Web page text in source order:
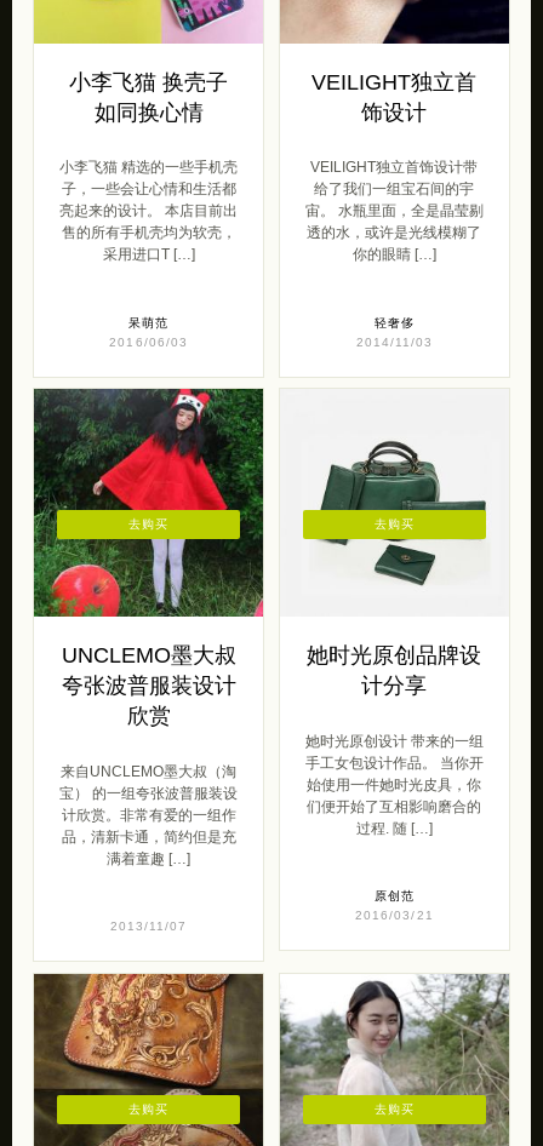
小李飞猫 换壳子
如同换心情
小李飞猫 精选的一些手机壳
子，一些会让心情和生活都
亮起来的设计。 本店目前出
售的所有手机壳均为软壳，
采用进口T […]
呆萌范
2016/06/03
VEILIGHT独立首
饰设计
VEILIGHT独立首饰设计带
给了我们一组宝石间的宇
宙。 水瓶里面，全是晶莹剔
透的水，或许是光线模糊了
你的眼睛 […]
轻奢侈
2014/11/03
UNCLEMO墨大叔
夸张波普服装设计
欣赏
来自UNCLEMO墨大叔（淘
宝） 的一组夸张波普服装设
计欣赏。非常有爱的一组作
品，清新卡通，简约但是充
满着童趣 […]
2013/11/07
去购买
她时光原创品牌设
计分享
她时光原创设计 带来的一组
手工女包设计作品。 当你开
始使用一件她时光皮具，你
们便开始了互相影响磨合的
过程. 随 […]
原创范
2016/03/21
去购买
去购买 去购买